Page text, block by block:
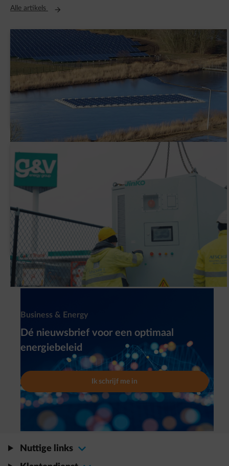
Alle artikels Opent in een nieuw tabblad
AVK Plastics tekent een PPA met ENGIE
Waarom heeft G&V een slimme
batterijinstallatie (BESS) geplaatst?
Newsletter
Business & Energy
Dé nieuwsbrief voor een optimaal
energiebeleid
Ik schrijf me in
Nuttige links